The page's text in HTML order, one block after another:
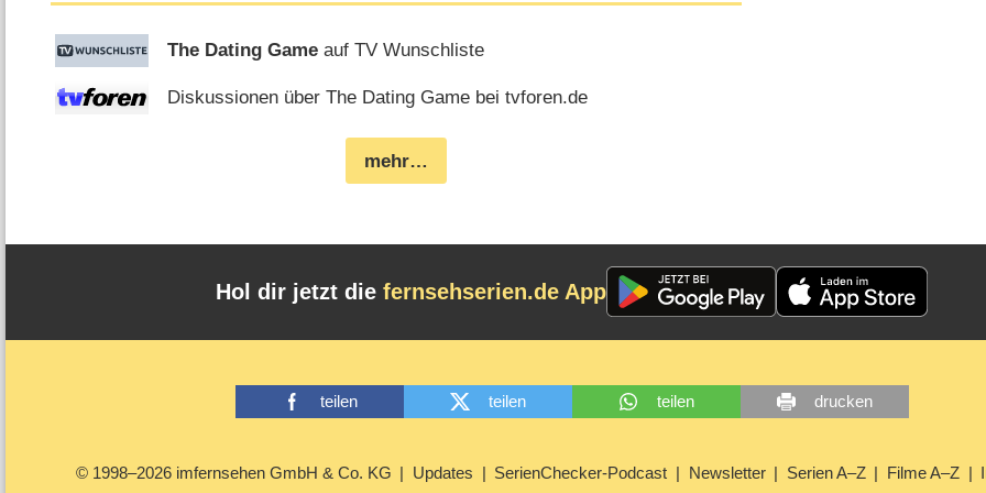
The Dating Game auf TV Wunschliste
Diskussionen über The Dating Game bei tvforen.de
mehr…
Hol dir jetzt die fernsehserien.de App
teilen teilen teilen drucken
© 1998–2026 imfernsehen GmbH & Co. KG Updates SerienChecker-Podcast Newsletter Serien A–Z Filme A–Z